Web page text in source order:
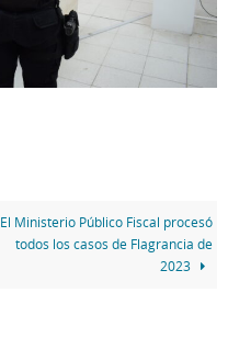
El Ministerio Público Fiscal procesó
todos los casos de Flagrancia de
2023